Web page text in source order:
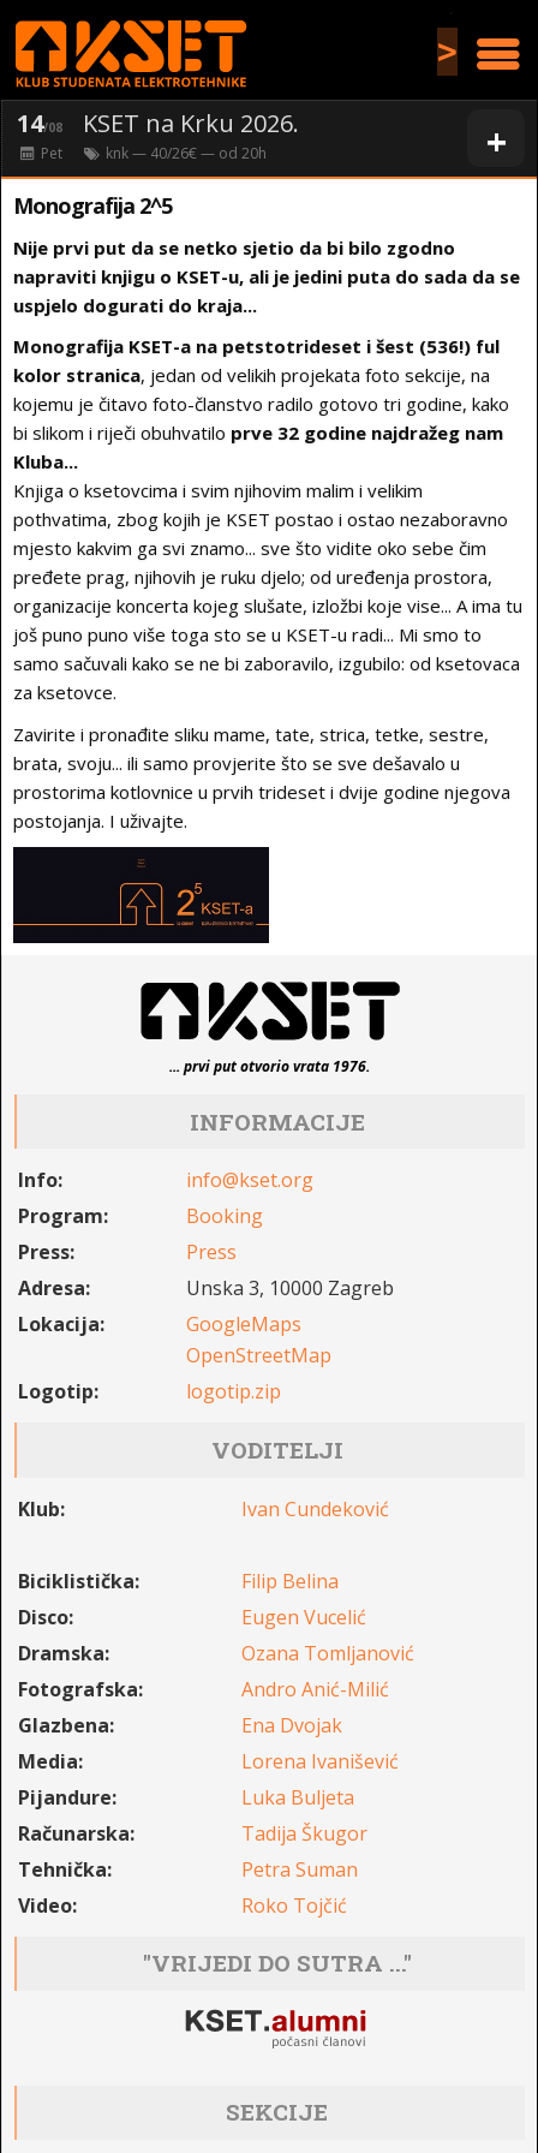
>
+
14/08 KSET na Krku 2026.
Pet knk— 40/26€ — od 20h
Monografija 2^5
Nije prvi put da se netko sjetio da bi bilo zgodno
napraviti knjigu o KSET-u, ali je jedini puta do sada da se
uspjelo dogurati do kraja...
Monografija KSET-a na petstotrideset i šest (536!) ful
kolor stranica, jedan od velikih projekata foto sekcije, na
kojemu je čitavo foto-članstvo radilo gotovo tri godine, kako
bi slikom i riječi obuhvatilo prve 32 godine najdražeg nam
Kluba...
Knjiga o ksetovcima i svim njihovim malim i velikim
pothvatima, zbog kojih je KSET postao i ostao nezaboravno
mjesto kakvim ga svi znamo... sve što vidite oko sebe čim
pređete prag, njihovih je ruku djelo; od uređenja prostora,
organizacije koncerta kojeg slušate, izložbi koje vise... A ima tu
još puno puno više toga sto se u KSET-u radi... Mi smo to
samo sačuvali kako se ne bi zaboravilo, izgubilo: od ksetovaca
za ksetovce.
Zavirite i pronađite sliku mame, tate, strica, tetke, sestre,
brata, svoju... ili samo provjerite što se sve dešavalo u
prostorima kotlovnice u prvih trideset i dvije godine njegova
postojanja. I uživajte.
... prvi put otvorio vrata 1976.
INFORMACIJE
Info:
info@kset.org
Program:
Booking
Press:
Press
Adresa:
Unska 3, 10000 Zagreb
Lokacija:
GoogleMaps
OpenStreetMap
Logotip:
logotip.zip
VODITELJI
Klub: Ivan Cundeković
Biciklistička:
Filip Belina
Disco:
Eugen Vucelić
Dramska:
Ozana Tomljanović
Fotografska:
Andro Anić-Milić
Glazbena:
Ena Dvojak
Media:
Lorena Ivanišević
Pijandure:
Luka Buljeta
Računarska:
Tadija Škugor
Tehnička:
Petra Suman
Video:
Roko Tojčić
"VRIJEDI DO SUTRA ..."
SEKCIJE